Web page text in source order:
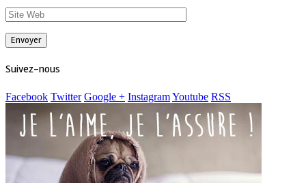
Suivez-nous
Facebook Twitter Google + InstagramYoutube RSS